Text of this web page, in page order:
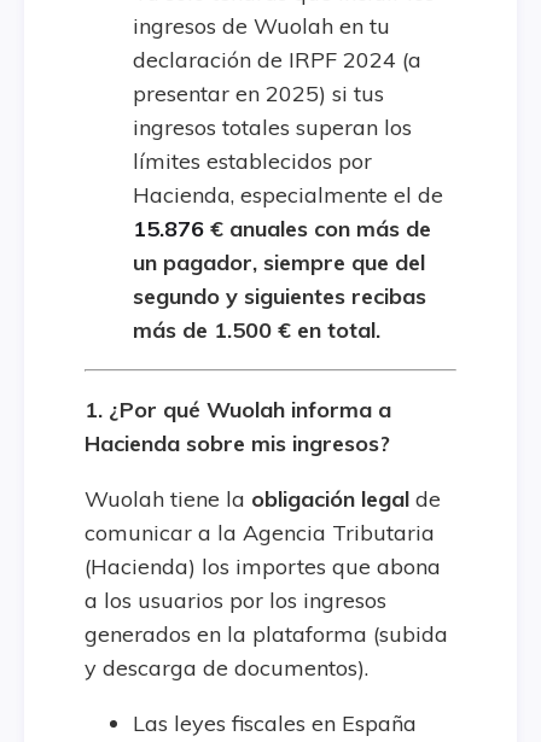
ingresos de Wuolah en tu
declaración de IRPF 2024 (a
presentar en 2025) si tus
ingresos totales superan los
límites establecidos por
Hacienda, especialmente el de
15.876 € anuales con más de
un pagador, siempre que del
segundo y siguientes recibas
más de 1.500 € en total.
1. ¿Por qué Wuolah informa a
Hacienda sobre mis ingresos?
Wuolah tiene la obligación legal de
comunicar a la Agencia Tributaria
(Hacienda) los importes que abona
a los usuarios por los ingresos
generados en la plataforma (subida
y descarga de documentos).
Las leyes fiscales en España